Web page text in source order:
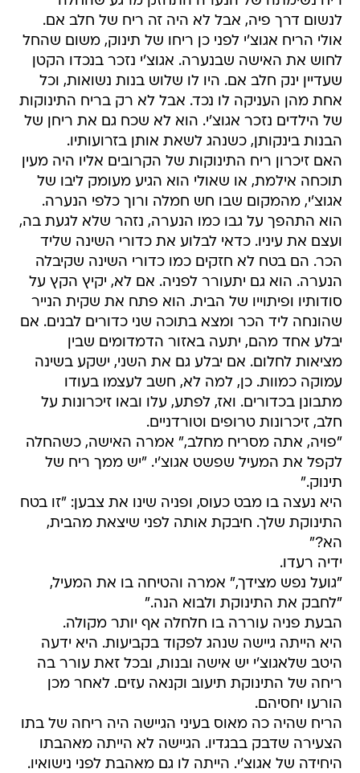
לנשום דרך פיה, אבל לא היה זה ריח של חלב אם.
אולי הריח אגוצ'י לפני כן ריחו של תינוק, משום שהחל
לחוש את האישה שבנערה. אגוצ'י נזכר בנכדו הקטן
שעדיין ינק חלב אם. היו לו שלוש בנות נשואות, וכל
אחת מהן העניקה לו נכד. אבל לא רק בריח התינוקות
של הילדים נזכר אגוצ'י. הוא לא שכח גם את ריחן של
הבנות בינקותן, כשנהג לשאת אותן בזרועותיו.
האם זיכרון ריח התינוקות של הקרובים אליו היה מעין
תוכחה אילמת, או שאולי הוא הגיע מעומק ליבו של
אגוצ'י, מהמקום שבו חש חמלה ורוך כלפי הנערה.
הוא התהפך על גבו כמו הנערה, נזהר שלא לגעת בה,
ועצם את עיניו. כדאי לבלוע את כדורי השינה שליד
הכר. הם בטח לא חזקים כמו כדורי השינה שקיבלה
הנערה. הוא גם יתעורר לפניה. אם לא, יקיץ הקץ על
סודותיו ופיתוייו של הבית. הוא פתח את שקית הנייר
שהונחה ליד הכר ומצא בתוכה שני כדורים לבנים. אם
יבלע אחד מהם, יתעה באזור הדמדומים שבין
מציאות לחלום. אם יבלע גם את השני, ישקע בשינה
עמוקה כמוות. כן, למה לא, חשב לעצמו בעודו
מתבונן בכדורים. ואז, לפתע, עלו ובאו זיכרונות על
חלב, זיכרונות טרופים וטורדניים.
"פויה, אתה מסריח מחלב," אמרה האישה, כשהחלה
לקפל את המעיל שפשט אגוצ'י. "יש ממך ריח של
תינוק."
היא נעצה בו מבט כעוס, ופניה שינו את צבען: "זו בטח
התינוקת שלך. חיבקת אותה לפני שיצאת מהבית,
הא?"
ידיה רעדו.
"גועל נפש מצידך," אמרה והטיחה בו את המעיל,
"לחבק את התינוקת ולבוא הנה."
הבעת פניה עוררה בו חלחלה אף יותר מקולה.
היא הייתה גיישה שנהג לפקוד בקביעות. היא ידעה
היטב שלאגוצ'י יש אישה ובנות, ובכל זאת עורר בה
ריחה של התינוקת תיעוב וקנאה עזים. לאחר מכן
הורעו יחסיהם.
הריח שהיה כה מאוס בעיני הגיישה היה ריחה של בתו
הצעירה שדבק בבגדיו. הגיישה לא הייתה מאהבתו
היחידה של אגוצ'י. הייתה לו גם מאהבת לפני נישואיו.